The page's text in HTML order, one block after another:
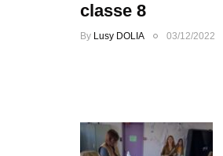
classe 8
By Lusy DOLIA 03/12/2022